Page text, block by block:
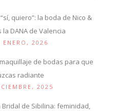
quiero”: la boda de Nico &
la DANA de Valencia
ENERO, 2026
de bodas para que
radiante
2025
Bridal de Sibilina: feminidad,